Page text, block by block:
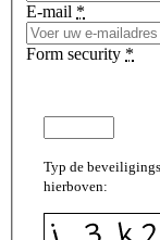
E-mail *
Form security *
Typ de
hierboven: